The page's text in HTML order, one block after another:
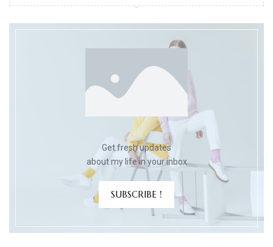
Get fresh updates
about my life in your inbox
SUBSCRIBE !